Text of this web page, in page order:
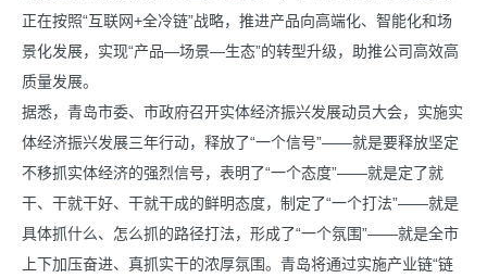
正在按照“互联网+全冷链”战略，推进产品向高端化、智能化和场
景化发展，实现“产品—场景—生态”的转型升级，助推公司高效高
质量发展。
据悉，青岛市委、市政府召开实体经济振兴发展动员大会，实施实
体经济振兴发展三年行动，释放了“一个信号”——就是要释放坚定
不移抓实体经济的强烈信号，表明了“一个态度”——就是定了就
干、干就干好、干就干成的鲜明态度，制定了“一个打法”——就是
具体抓什么、怎么抓的路径打法，形成了“一个氛围”——就是全市
上下加压奋进、真抓实干的浓厚氛围。青岛将通过实施产业链“链